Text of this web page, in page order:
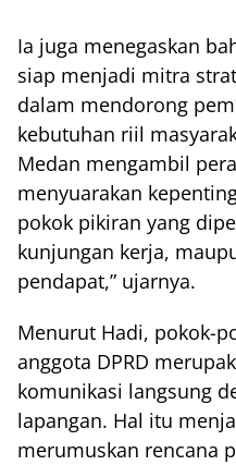
Ia juga menegaskan
siap menjadi mitra
dalam mendorong
kebutuhan riil
Medan mengambil
menyuarakan
pokok pikiran yang
kunjungan kerja,
pendapat,” ujarnya.
Menurut Hadi, pokok-
anggota DPRD
komunikasi langsung
lapangan. Hal itu
merumuskan rencana